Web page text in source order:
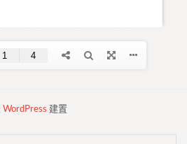
WordPress 建置